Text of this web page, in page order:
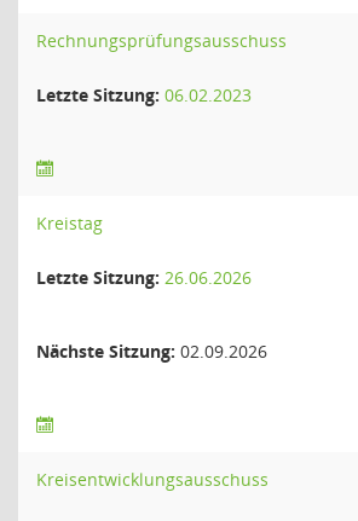
Rechnungsprüfungsausschuss
Letzte Sitzung: 06.02.2023
Kreistag
Letzte Sitzung: 26.06.2026
Nächste Sitzung: 02.09.2026
Kreisentwicklungsausschuss